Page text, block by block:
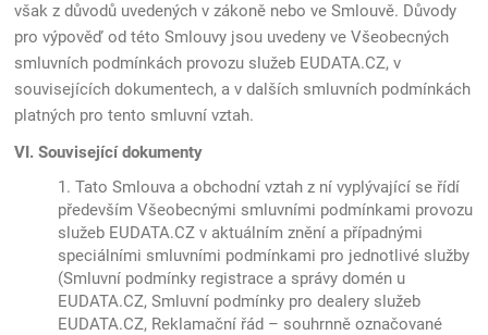
však z důvodů uvedených v zákoně nebo ve Smlouvě. Důvody
pro výpověď od této Smlouvy jsou uvedeny ve Všeobecných
smluvních podmínkách provozu služeb EUDATA.CZ, v
souvisejících dokumentech, a v dalších smluvních podmínkách
platných pro tento smluvní vztah.
VI. Související dokumenty
1. Tato Smlouva a obchodní vztah z ní vyplývající se řídí
především Všeobecnými smluvními podmínkami provozu
služeb EUDATA.CZ v aktuálním znění a případnými
speciálními smluvními podmínkami pro jednotlivé služby
(Smluvní podmínky registrace a správy domén u
EUDATA.CZ, Smluvní podmínky pro dealery služeb
EUDATA.CZ, Reklamační řád – souhrnně označované